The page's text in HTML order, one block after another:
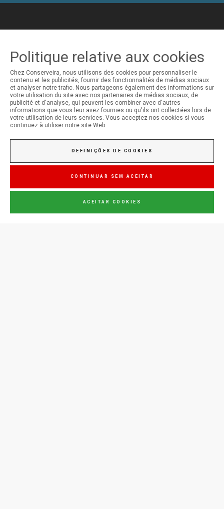
Conserveira do Sul
Manná
Politique relative aux cookies
Chez Conserveira, nous utilisons des cookies pour personnaliser le
contenu et les publicités, fournir des fonctionnalités de médias sociaux
et analyser notre trafic. Nous partageons également des informations sur
votre utilisation du site avec nos partenaires de médias sociaux, de
publicité et d'analyse, qui peuvent les combiner avec d'autres
informations que vous leur avez fournies ou qu'ils ont collectées lors de
votre utilisation de leurs services. Vous acceptez nos cookies si vous
continuez à utiliser notre site Web.
DEFINIÇÕES DE COOKIES
CONTINUAR SEM ACEITAR
ACEITAR COOKIES